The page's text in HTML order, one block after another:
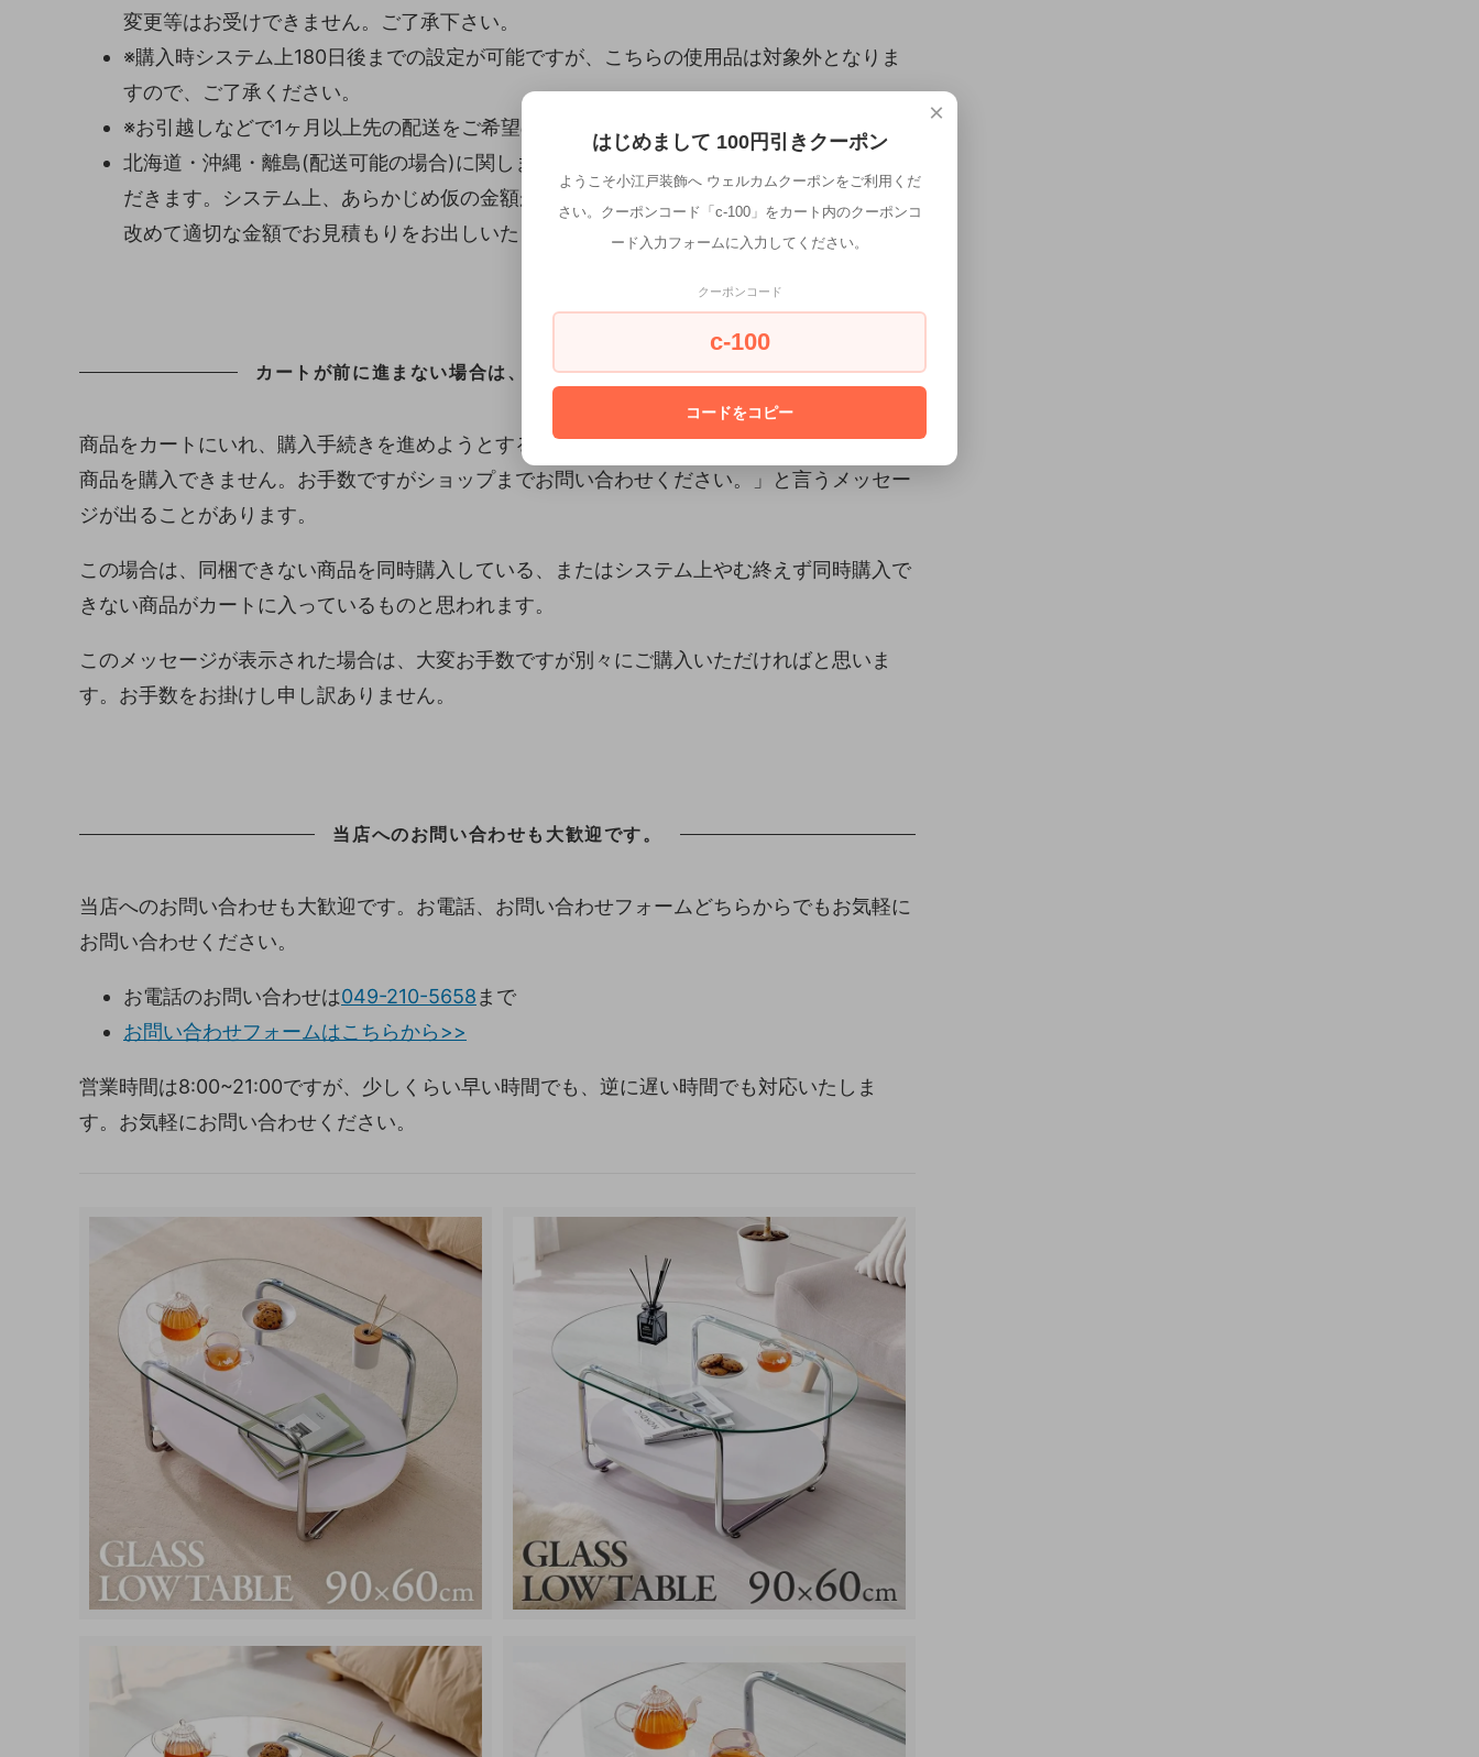
変更等はお受けできません。ご了承下さい。
※購入時システム上180日後までの設定が可能ですが、こちらの使用品は対象外となりま
すので、ご了承ください。
※お引越しなどで1ヶ月以上先の配送をご希望の場合はご相談ください。
北海道・沖縄・離島(配送可能の場合)に関しましては、送料は別途お見積りとさせていた
だきます。システム上、あらかじめ仮の金額が設定されていますが、その金額ではなく、
改めて適切な金額でお見積もりをお出しいたします。
カートが前に進まない場合は、以下にご注意ください。
商品をカートにいれ、購入手続きを進めようとすると、「利用できるお届け方法がないため、
商品を購入できません。お手数ですがショップまでお問い合わせください。」と言うメッセー
ジが出ることがあります。
この場合は、同梱できない商品を同時購入している、またはシステム上やむ終えず同時購入で
きない商品がカートに入っているものと思われます。
このメッセージが表示された場合は、大変お手数ですが別々にご購入いただければと思いま
す。お手数をお掛けし申し訳ありません。
当店へのお問い合わせも大歓迎です。
当店へのお問い合わせも大歓迎です。お電話、お問い合わせフォームどちらからでもお気軽に
お問い合わせください。
お電話のお問い合わせは049-210-5658まで
お問い合わせフォームはこちらから>>
営業時間は8:00~21:00ですが、少しくらい早い時間でも、逆に遅い時間でも対応いたしま
す。お気軽にお問い合わせください。
×
はじめまして 100円引きクーポン
ようこそ小江戸装飾へ ウェルカムクーポンをご利用くだ
さい。クーポンコード「c-100」をカート内のクーポンコ
ード入力フォームに入力してください。
クーポンコード
c-100
コードをコピー